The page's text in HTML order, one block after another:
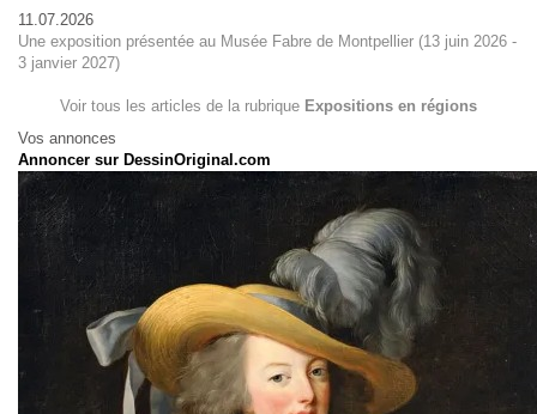
11.07.2026
Une exposition présentée au Musée Fabre de Montpellier (13 juin 2026 -
3 janvier 2027)
Voir tous les articles de la rubrique Expositions en régions
Vos annonces
Annoncer sur DessinOriginal.com